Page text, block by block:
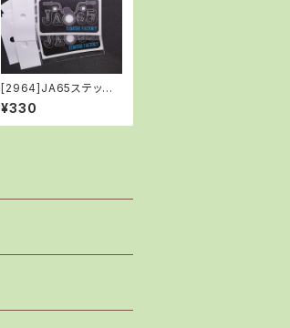
[2964]JA65ステッカ
ー
¥330